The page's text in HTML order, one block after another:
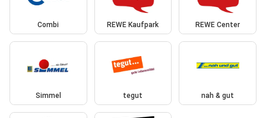
Combi REWE Kaufpark REWE Center
Simmel tegut nah & gut